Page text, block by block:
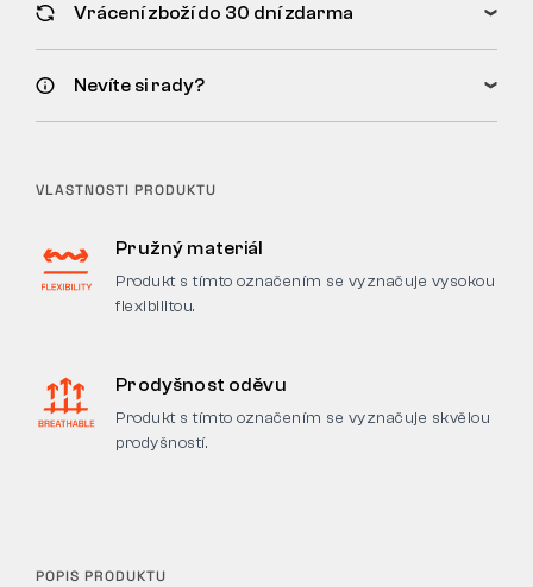
Vrácení zboží do 30 dní zdarma
Nevíte si rady?
VLASTNOSTI PRODUKTU
Pružný materiál
Produkt s tímto označením se vyznačuje vysokou
flexibilitou.
Prodyšnost oděvu
Produkt s tímto označením se vyznačuje skvělou
prodyšností.
POPIS PRODUKTU